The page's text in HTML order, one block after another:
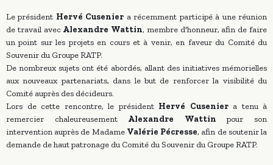
Le président Hervé Cusenier a récemment participé à une réunion
de travail avec Alexandre Wattin, membre d'honneur, afin de faire
un point sur les projets en cours et à venir, en faveur du Comité du
Souvenir du Groupe RATP.
De nombreux sujets ont été abordés, allant des initiatives mémorielles
aux nouveaux partenariats, dans le but de renforcer la visibilité du
Comité auprès des décideurs.
Lors de cette rencontre, le président Hervé Cuseniera tenu à
remercier chaleureusement Alexandre Wattin pour son
intervention auprès de Madame Valérie Pécresse, afin de soutenir la
demande de haut patronage du Comité du Souvenir du Groupe RATP.